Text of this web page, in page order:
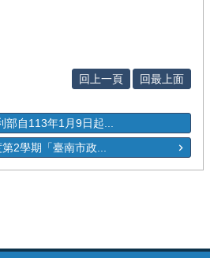
回上一頁 回最上面
部自113年1月9日起...
2學期「臺南市政...